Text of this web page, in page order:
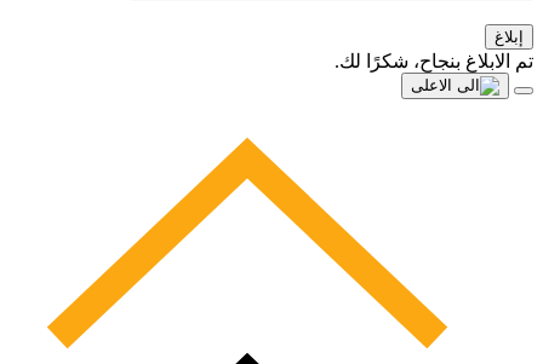
إبلاغ
تم الابلاغ بنجاح، شكرًا لك.